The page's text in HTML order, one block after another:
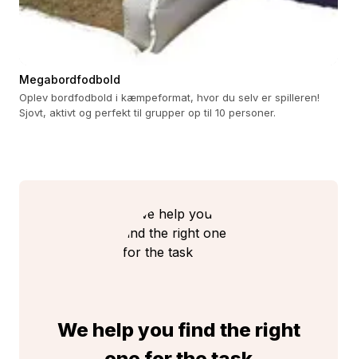
Megabordfodbold
Oplev bordfodbold i kæmpeformat, hvor du selv er spilleren!
Sjovt, aktivt og perfekt til grupper op til 10 personer.
We help you find the right